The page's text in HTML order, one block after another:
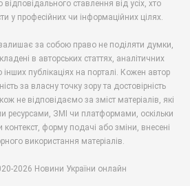
відповідального ставлення від усіх, хто
у професійних чи інформаційних цілях.
за собою право не поділяти думки,
в авторських статтях, аналітичних
публікаціях на порталі. Кожен автор
за власну точку зору та достовірність
не відповідаємо за зміст матеріалів, які
ресурсами, ЗМІ чи платформами, оскільки
форму подачі або зміни, внесені
використання матеріалів.
2026 Новини України онлайн